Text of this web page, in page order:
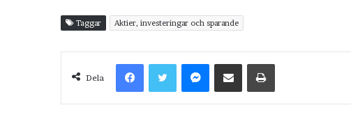
Taggar Aktier, investeringar och sparande
Dela
FacebookTwitterMessenger
Dela via e-post Skriv ut